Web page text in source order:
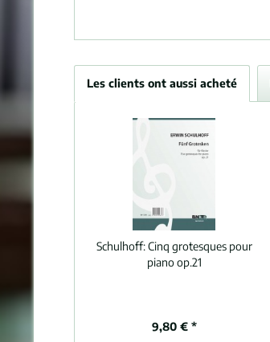
Les clients ont aussi acheté
Schulhoff:Cinq grotesques pour
piano op.21
9,80 € *